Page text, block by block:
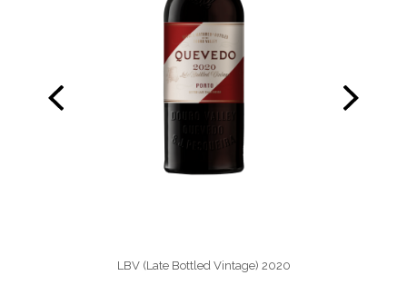
LBV (Late Bottled Vintage) 2020